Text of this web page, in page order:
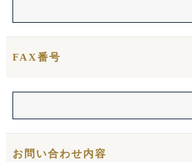
FAX番号
お問い合わせ内容